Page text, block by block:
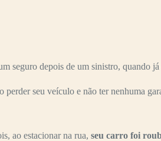
seguro depois de um sinistro, quando já
seu veículo e não ter nenhuma
ao estacionar na rua, seu carro foi